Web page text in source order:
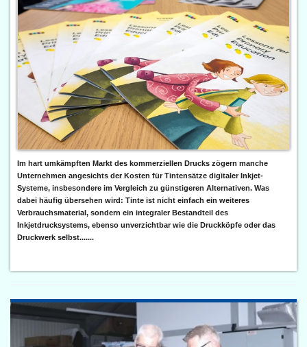
Im hart umkämpften Markt des kommerziellen Drucks zögern manche
Unternehmen angesichts der Kosten für Tintensätze digitaler Inkjet-
Systeme, insbesondere im Vergleich zu günstigeren Alternativen. Was
dabei häufig übersehen wird: Tinte ist nicht einfach ein weiteres
Verbrauchsmaterial, sondern ein integraler Bestandteil des
Inkjetdrucksystems, ebenso unverzichtbar wie die Druckköpfe oder das
Druckwerk selbst.......